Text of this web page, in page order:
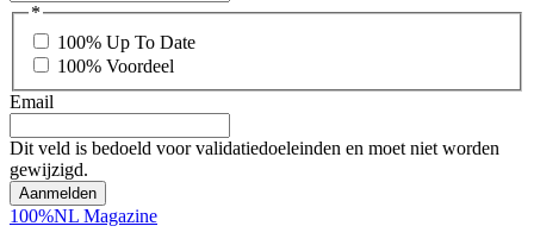
*
100% Up To Date
100% Voordeel
Email
Dit veld is bedoeld voor validatiedoeleinden en moet niet worden
gewijzigd.
100%NL Magazine